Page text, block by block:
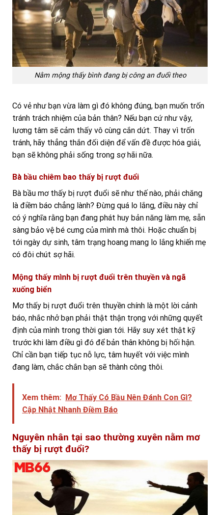
Nằm mộng thấy bình đang bị công an đuổi theo
Có vẻ như bạn vừa làm gì đó không đúng, bạn muốn trốn
tránh trách nhiệm của bản thân? Nếu bạn cứ như vậy,
lương tâm sẽ cảm thấy vô cùng cắn dứt. Thay vì trốn
tránh, hãy thẳng thắn đối diện để vấn đề được hóa giải,
bạn sẽ không phải sống trong sợ hãi nữa.
Bà bầu chiêm bao thấy bị rượt đuổi
Bà bầu mơ thấy bị rượt đuổi sẽ như thế nào, phải chăng
là điềm báo chẳng lành? Đừng quá lo lắng, điều này chỉ
có ý nghĩa rằng bạn đang phát huy bản năng làm mẹ, sẵn
sàng bảo vệ bé cưng của mình mà thôi. Hoặc chuẩn bị
tới ngày dự sinh, tâm trạng hoang mang lo lắng khiến mẹ
có đôi chút sợ hãi.
Mộng thấy mình bị rượt đuổi trên thuyền và ngã
xuống biển
Mơ thấy bị rượt đuổi trên thuyền chính là một lời cảnh
báo, nhắc nhở bạn phải thật thận trọng với những quyết
định của mình trong thời gian tới. Hãy suy xét thật kỹ
trước khi làm điều gì đó để bản thân không bị hối hận.
Chỉ cần bạn tiếp tục nỗ lực, tâm huyết với việc mình
đang làm, chắc chắn bạn sẽ thành công thôi.
Xem thêm: Mơ Thấy Có Bầu Nên Đánh Con Gì?
Cập Nhật Nhanh Điềm Báo
Nguyên nhân tại sao thường xuyên nằm mơ
thấy bị rượt đuổi?